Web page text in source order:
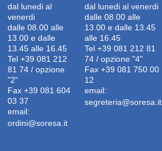
dal lunedi al
venerdi
dalle 08.00 alle
13.00 e dalle
13.45 alle 16.45
Tel +39 081 212
81 74 / opzione
"2"
Fax +39 081 604
03 37
email:
ordini@soresa.it
dal lunedi al venerdi
dalle 08.00 alle
13.00 e dalle 13.45
alle 16.45
Tel +39 081 212 81
74 / opzione "4"
Fax +39 081 750 00
12
email:
segreteria@soresa.it